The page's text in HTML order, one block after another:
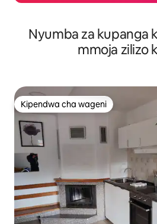
Nyumba za kupanga
mmoja zilizo
Kipendwa cha wageni
Kipendwa cha wageni